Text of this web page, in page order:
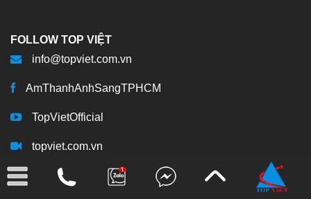
FOLLOW TOP VIỆT
info@topviet.com.vn
AmThanhAnhSangTPHCM
TopVietOfficial
topviet.com.vn